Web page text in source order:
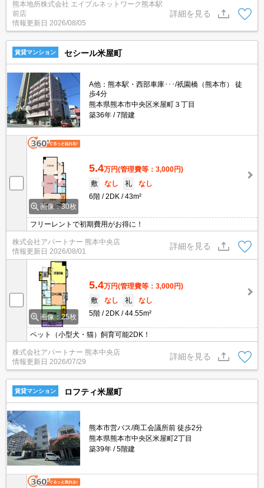
ッチン・浴室・トイレにも窓が付いているので通気性良好です(^^♪
※駐車場サイズ要確認、定期借家契約になります。契約期間要相
談。事務所利用もご相談可能！（条件変更がございます。詳しくは
お問合せ下さい。
熊本地所株式会社 エイブルネットワーク熊本駅
前店
情報更新日 2026/08/05
詳細を見る
賃貸マンション セシール米屋町
A他：熊本駅・西部車庫･･･/祇園橋（熊本市） 徒
歩4分
熊本県熊本市中央区米屋町３丁目
築36年
7階建
画像：30枚
5.4万円(管理費等：3,000円)
敷
なし 礼
なし
6階
2DK 43m²
フリーレントで初期費用がお得に！
株式会社アパートナー 熊本中央店
情報更新日 2026/08/01
詳細を見る
画像：25枚
5.4万円(管理費等：3,000円)
敷
なし 礼
なし
5階
2DK 44.55m²
ペット（小型犬・猫）飼育可能2DK！
株式会社アパートナー 熊本中央店
情報更新日 2026/07/29
詳細を見る
賃貸マンション ロフティ米屋町
熊本市営バス/商工会議所前 徒歩2分
熊本県熊本市中央区米屋町2丁目
築39年
5階建